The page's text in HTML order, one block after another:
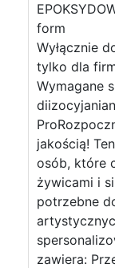
form
Wyłącznie
tylko dla
Wymagane
jakością!
osób, które
żywicami i
potrzebne
zawiera: